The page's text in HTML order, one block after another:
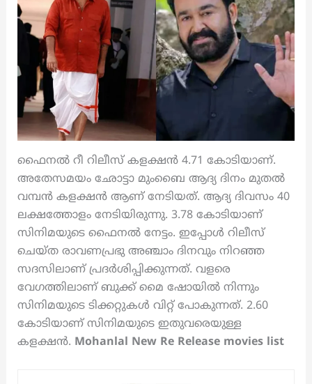
ഫൈനൽ റീ റിലീസ് കളക്ഷൻ 4.71 കോടിയാണ്.
അതേസമയം ഛോട്ടാ മുംബൈ ആദ്യ ദിനം മുതൽ
വമ്പൻ കളക്ഷൻ ആണ് നേടിയത്. ആദ്യ ദിവസം 40
ലക്ഷത്തോളം നേടിയിരുന്നു. 3.78 കോടിയാണ്
സിനിമയുടെ ഫൈനൽ നേട്ടം. ഇപ്പോൾ റിലീസ്
ചെയ്ത രാവണപ്രഭു അഞ്ചാം ദിനവും നിറഞ്ഞ
സദസിലാണ് പ്രദർശിപ്പിക്കുന്നത്. വളരെ
വേഗത്തിലാണ് ബുക്ക് മൈ ഷോയിൽ നിന്നും
സിനിമയുടെ ടിക്കറ്റുകൾ വിറ്റ് പോകുന്നത്. 2.60
കോടിയാണ് സിനിമയുടെ ഇതുവരെയുള്ള
കളക്ഷൻ. Mohanlal New Re Release movies list